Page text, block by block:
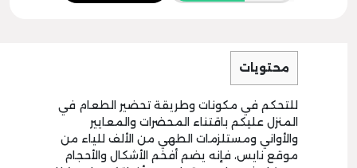
محتويات
للتحكم في مكونات وطريقة تحضير الطعام في
المنزل عليكم باقتناء المحضرات والمعايير
والأواني ومستلزمات الطهي من الألف للياء من
موقع نايس، فإنه يضم أفخم الأشكال والأحجام